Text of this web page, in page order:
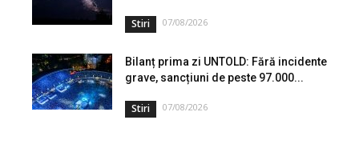
Stiri 07/08/2026
Bilanț prima zi UNTOLD: Fără incidente
grave, sancțiuni de peste 97.000...
Stiri 07/08/2026